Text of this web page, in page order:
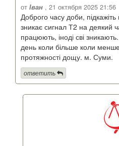
от Іван , 21 октября 2025 21:56
Доброго часу доби,
зникає сигнал Т2 на деякий
працюють, іноді сві
день коли більше коли
протяжності дощу. м. Суми.
ответить